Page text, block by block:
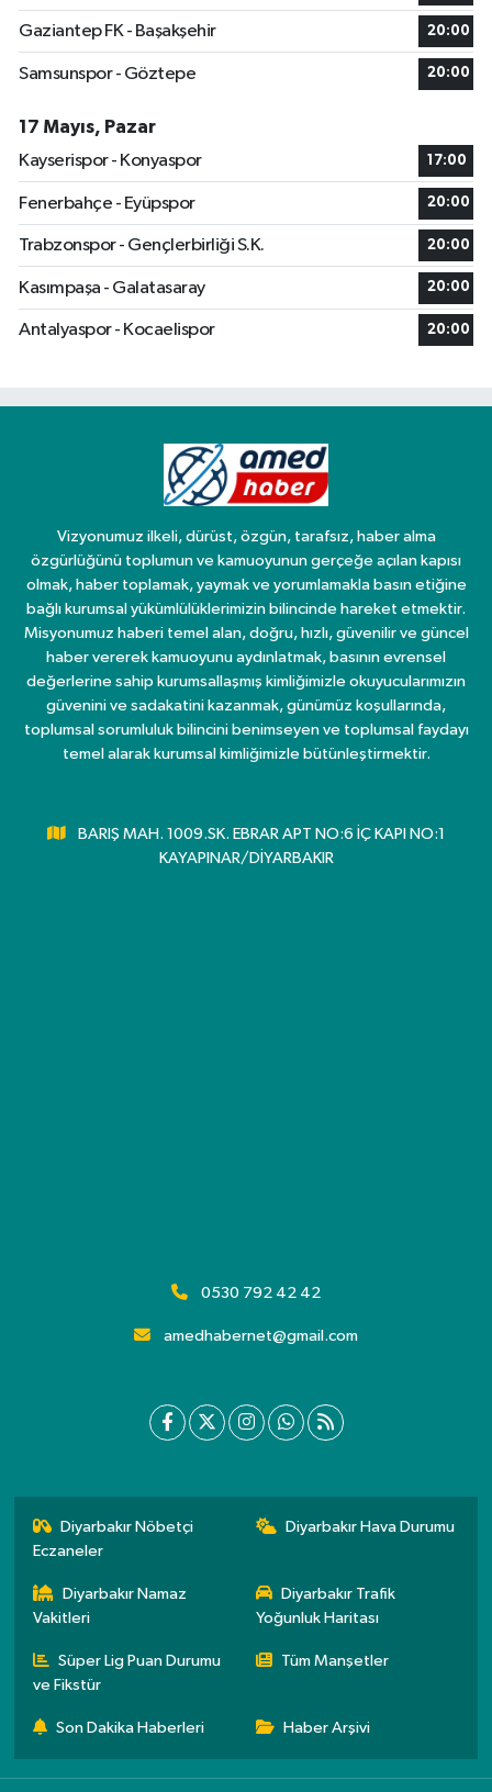
Gaziantep FK - Başakşehir 20:00
Samsunspor - Göztepe 20:00
17 Mayıs, Pazar
Kayserispor - Konyaspor
17:00
Fenerbahçe - Eyüpspor 20:00
Trabzonspor - Gençlerbirliği S.K. 20:00
Kasımpaşa - Galatasaray 20:00
Antalyaspor - Kocaelispor 20:00
Vizyonumuz ilkeli, dürüst, özgün, tarafsız, haber alma
özgürlüğünü toplumun ve kamuoyunun gerçeğe açılan kapısı
olmak, haber toplamak, yaymak ve yorumlamakla basın etiğine
bağlı kurumsal yükümlülüklerimizin bilincinde hareket etmektir.
Misyonumuz haberi temel alan, doğru, hızlı, güvenilir ve güncel
haber vererek kamuoyunu aydınlatmak, basının evrensel
değerlerine sahip kurumsallaşmış kimliğimizle okuyucularımızın
güvenini ve sadakatini kazanmak, günümüz koşullarında,
toplumsal sorumluluk bilincini benimseyen ve toplumsal faydayı
temel alarak kurumsal kimliğimizle bütünleştirmektir.
BARIŞ MAH. 1009.SK. EBRAR APT NO:6 İÇ KAPI NO:1
KAYAPINAR/DİYARBAKIR
0530 792 42 42
amedhabernet@gmail.com
Diyarbakır Nöbetçi
Eczaneler
Diyarbakır Hava Durumu
Diyarbakır Namaz
Vakitleri
Diyarbakır Trafik
Yoğunluk Haritası
Süper Lig Puan Durumu
ve Fikstür
Tüm Manşetler
Son Dakika Haberleri Haber Arşivi